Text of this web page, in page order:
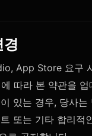
경
App Store 요구
따라 본 약관을
있는 경우, 당사는
또는 기타 합리적